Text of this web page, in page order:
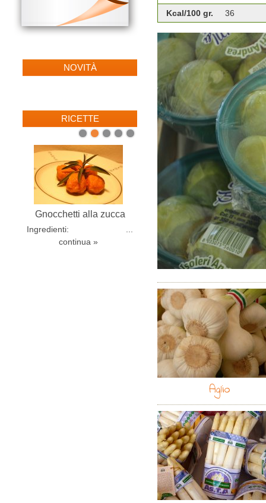
NOVITÀ
RICETTE
1 2 3 4 5
Gnocchetti alla zucca
Ingredienti: ...
continua »
Kcal/100 gr.
36
Aglio